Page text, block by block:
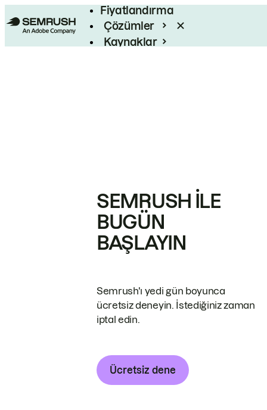
Fiyatlandırma
Çözümler
Kaynaklar
SEMRUSH ILE
BUGÜN
BAŞLAYIN
Semrush'ı yedi gün boyunca
ücretsiz deneyin. İstediğiniz zaman
iptal edin.
Ücretsiz dene